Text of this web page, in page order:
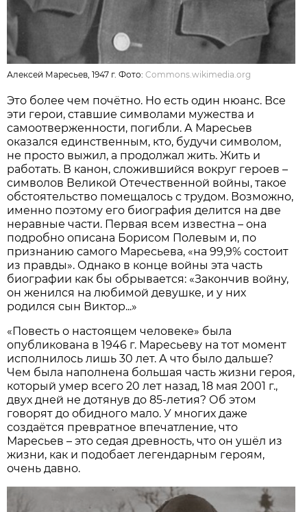
Алексей Маресьев, 1947 г. Фото:Commons.wikimedia.org
Это более чем почётно. Но есть один нюанс. Все
эти герои, ставшие символами мужества и
самоотверженности, погибли. А Маресьев
оказался единственным, кто, будучи символом,
не просто выжил, а продолжал жить. Жить и
работать. В канон, сложившийся вокруг героев –
символов Великой Отечественной войны, такое
обстоятельство помещалось с трудом. Возможно,
именно поэтому его биография делится на две
неравные части. Первая всем известна – она
подробно описана Борисом Полевым и, по
признанию самого Маресьева, «на 99,9% состоит
из правды». Однако в конце войны эта часть
биографии как бы обрывается: «Закончив войну,
он женился на любимой девушке, и у них
родился сын Виктор...»
«Повесть о настоящем человеке» была
опубликована в 1946 г. Маресьеву на тот момент
исполнилось лишь 30 лет. А что было дальше?
Чем была наполнена большая часть жизни героя,
который умер всего 20 лет назад, 18 мая 2001 г.,
двух дней не дотянув до 85-летия? Об этом
говорят до обидного мало. У многих даже
создаётся превратное впечатление, что
Маресьев – это седая древность, что он ушёл из
жизни, как и подобает легендарным героям,
очень давно.